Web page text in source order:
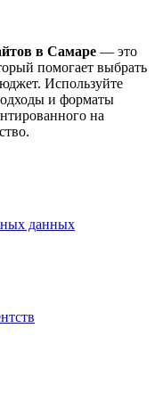
в Самаре — это
помогает выбрать
Используйте
и форматы
на
данных